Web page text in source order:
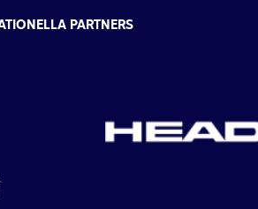
PARTNERS